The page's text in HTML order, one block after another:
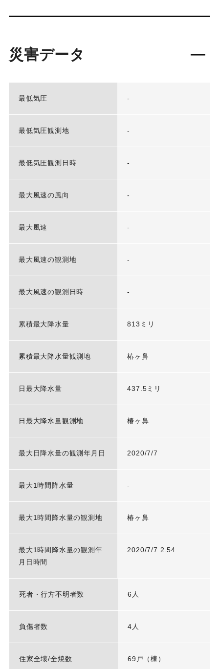
災害データ
最低気圧 -
最低気圧観測地 -
最低気圧観測日時 -
最大風速の風向 -
最大風速 -
最大風速の観測地 -
最大風速の観測日時 -
累積最大降水量 813ミリ
累積最大降水量観測地 椿ヶ鼻
日最大降水量 437.5ミリ
日最大降水量観測地 椿ヶ鼻
最大日降水量の観測年月日 2020/7/7
最大1時間降水量 -
最大1時間降水量の観測地 椿ヶ鼻
最大1時間降水量の観測年
月日時間
2020/7/7 2:54
死者・行方不明者数 6人
負傷者数 4人
住家全壊/全焼数 69戸（棟）